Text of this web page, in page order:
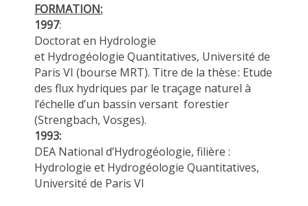
FORMATION:
1997:
Doctorat en Hydrologie
et Hydrogéologie Quantitatives, Université de
Paris VI (bourse MRT). Titre de la thèse : Etude
des flux hydriques par le traçage naturel à
l’échelle d’un bassin versant forestier
(Strengbach, Vosges).
1993:
DEA National d’Hydrogéologie, filière :
Hydrologie et Hydrogéologie Quantitatives,
Université de Paris VI